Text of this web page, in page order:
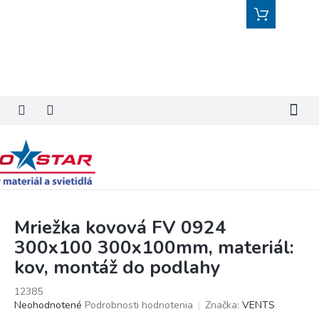
Nákupný
košík
Mriežka kovová FV 0924
300x100 300x100mm, materiál:
kov, montáž do podlahy
12385
Priemerné
Neohodnotené Podrobnosti hodnotenia Značka: VENTS